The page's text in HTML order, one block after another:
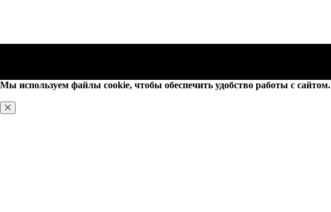
Мы используем файлы cookie, чтобы обеспечить удобство работы с сайтом.